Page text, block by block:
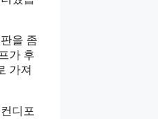
을 좀
가 후
가져
디포